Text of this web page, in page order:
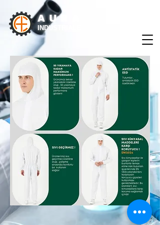
AURA
INDUSTRIALE